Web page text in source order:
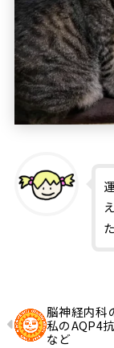
脳神経内科
私のAQP4
など